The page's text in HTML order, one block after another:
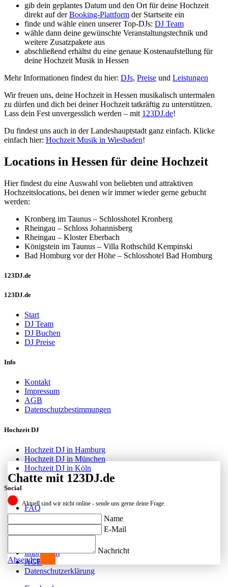
gib dein geplantes Datum und den Ort für deine Hochzeit
direkt auf derBooking-Plattform der Startseite ein
finde und wähle einen unserer Top-DJs: DJ Team
wähle dann deine gewünschte Veranstaltungstechnik und
weitere Zusatzpakete aus
abschließend erhältst du eine genaue Kostenaufstellung für
deine Hochzeit Musik in Hessen
Mehr Informationen findest du hier: DJs, Preise und Leistungen
Wir freuen uns, deine Hochzeit in Hessen musikalisch untermalen
zu dürfen und dich bei deiner Hochzeit tatkräftig zu unterstützen.
Lass dein Fest unvergesslich werden – mit 123DJ.de!
Du findest uns auch in der Landeshauptstadt ganz einfach. Klicke
einfach hier: Hochzeit Musik in Wiesbaden!
Locations in Hessen für deine Hochzeit
Hier findest du eine Auswahl von beliebten und attraktiven
Hochzeitslocations, bei denen wir immer wieder gerne gebucht
werden:
Kronberg im Taunus – Schlosshotel Kronberg
Rheingau – Schloss Johannisberg
Rheingau – Kloster Eberbach
Königstein im Taunus – Villa Rothschild Kempinski
Bad Homburg vor der Höhe – Schlosshotel Bad Homburg
123DJ.de
123DJ.de
Start
DJ Team
DJ Buchen
DJ Preise
Info
Kontakt
Impressum
AGB
Datenschutzbestimmungen
Hochzeit DJ
Hochzeit DJ in Hamburg
Hochzeit DJ in München
Hochzeit DJ in Köln
Social
FAQ
Facebook
Instagram
Impressum
AGB
Datenschutzerklärung
Chatte mit 123DJ.de
Aktuell sind wir nicht online - sende uns gerne deine Frage.
Name
E-Mail
Nachricht
Absenden